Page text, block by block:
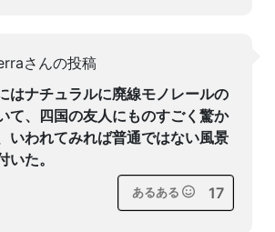
さんの投稿
はナチュラルに廃線モノレールの
て、四国の友人にものすごく驚か
いわれてみれば普通ではない風景
た。
あるある 17